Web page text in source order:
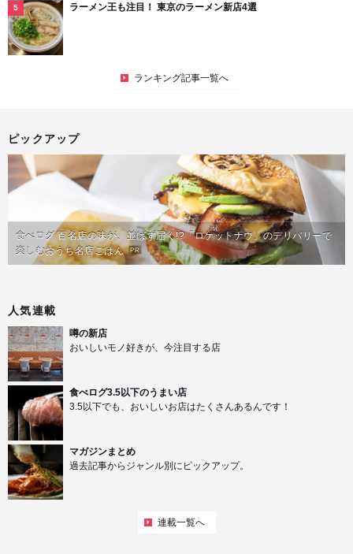
ラーメン王も注目！ 東京のラーメン新店4選
ランキング記事一覧へ
ピックアップ
食べログ 百名店の味が、並ばず届く!?「ロケットナウ」のデリバリーで
楽しむおうち名店ごはん PR
人気連載
噂の新店
おいしいモノ好きが、今注目する店
食べログ3.5以下のうまい店
3.5以下でも、おいしいお店はたくさんあるんです！
マガジンまとめ
過去記事からジャンル別にピックアップ。
連載一覧へ